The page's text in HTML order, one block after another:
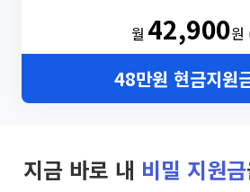
월 42,900원
48만원 현금지원
지금 바로 내 비밀 지원금